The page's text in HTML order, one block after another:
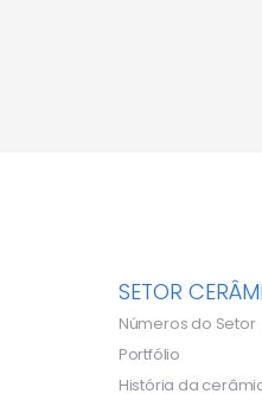
SETOR
Números do Setor
Portfólio
História da